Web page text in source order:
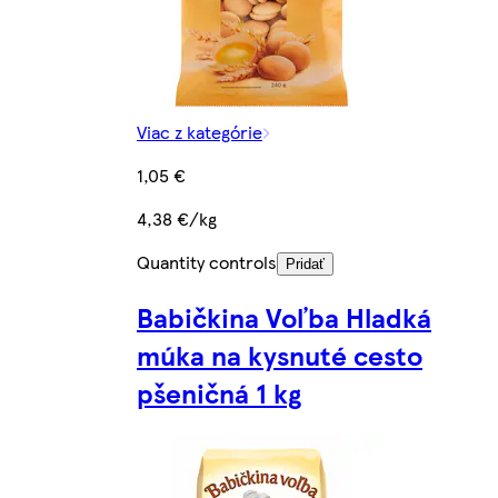
Viac z kategórie
1,05 €
4,38 €/kg
Quantity controls
Pridať
Babičkina Voľba Hladká
múka na kysnuté cesto
pšeničná 1 kg